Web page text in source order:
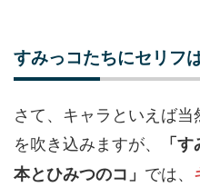
すみっコたちにセリフ
さて、キャラといえば
を吹き込みますが、
「
本とひみつのコ」 では、